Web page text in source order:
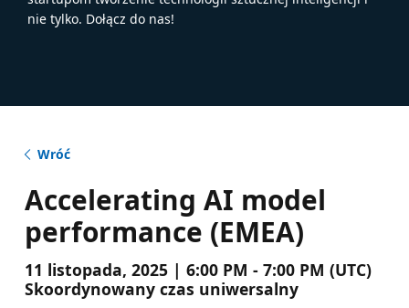
nie tylko. Dołącz do nas!
Wróć
Accelerating AI model
performance (EMEA)
11 listopada, 2025 | 6:00 PM - 7:00 PM (UTC)
Skoordynowany czas uniwersalny